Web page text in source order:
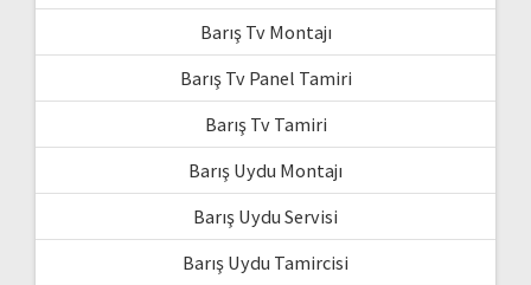
Barış Tv Montajı
Barış Tv Panel Tamiri
Barış Tv Tamiri
Barış Uydu Montajı
Barış Uydu Servisi
Barış Uydu Tamircisi